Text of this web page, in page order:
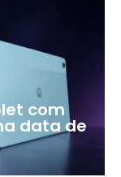
com
data de